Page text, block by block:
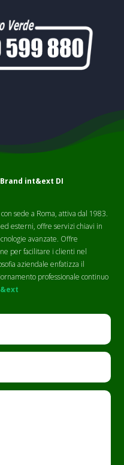
int&ext DI
sede a Roma, attiva dal 1983.
esterni, offre servizi chiavi in
avanzate. Offre
per facilitare i clienti nel
aziendale enfatizza il
professionale continuo